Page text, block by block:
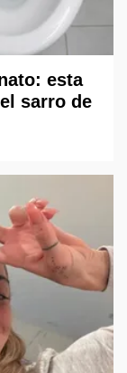
esta
sarro de